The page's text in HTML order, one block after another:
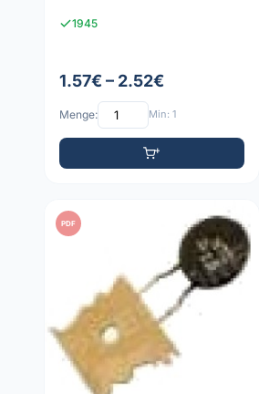
1945
1.57€ – 2.52€
Menge: Min: 1
PDF